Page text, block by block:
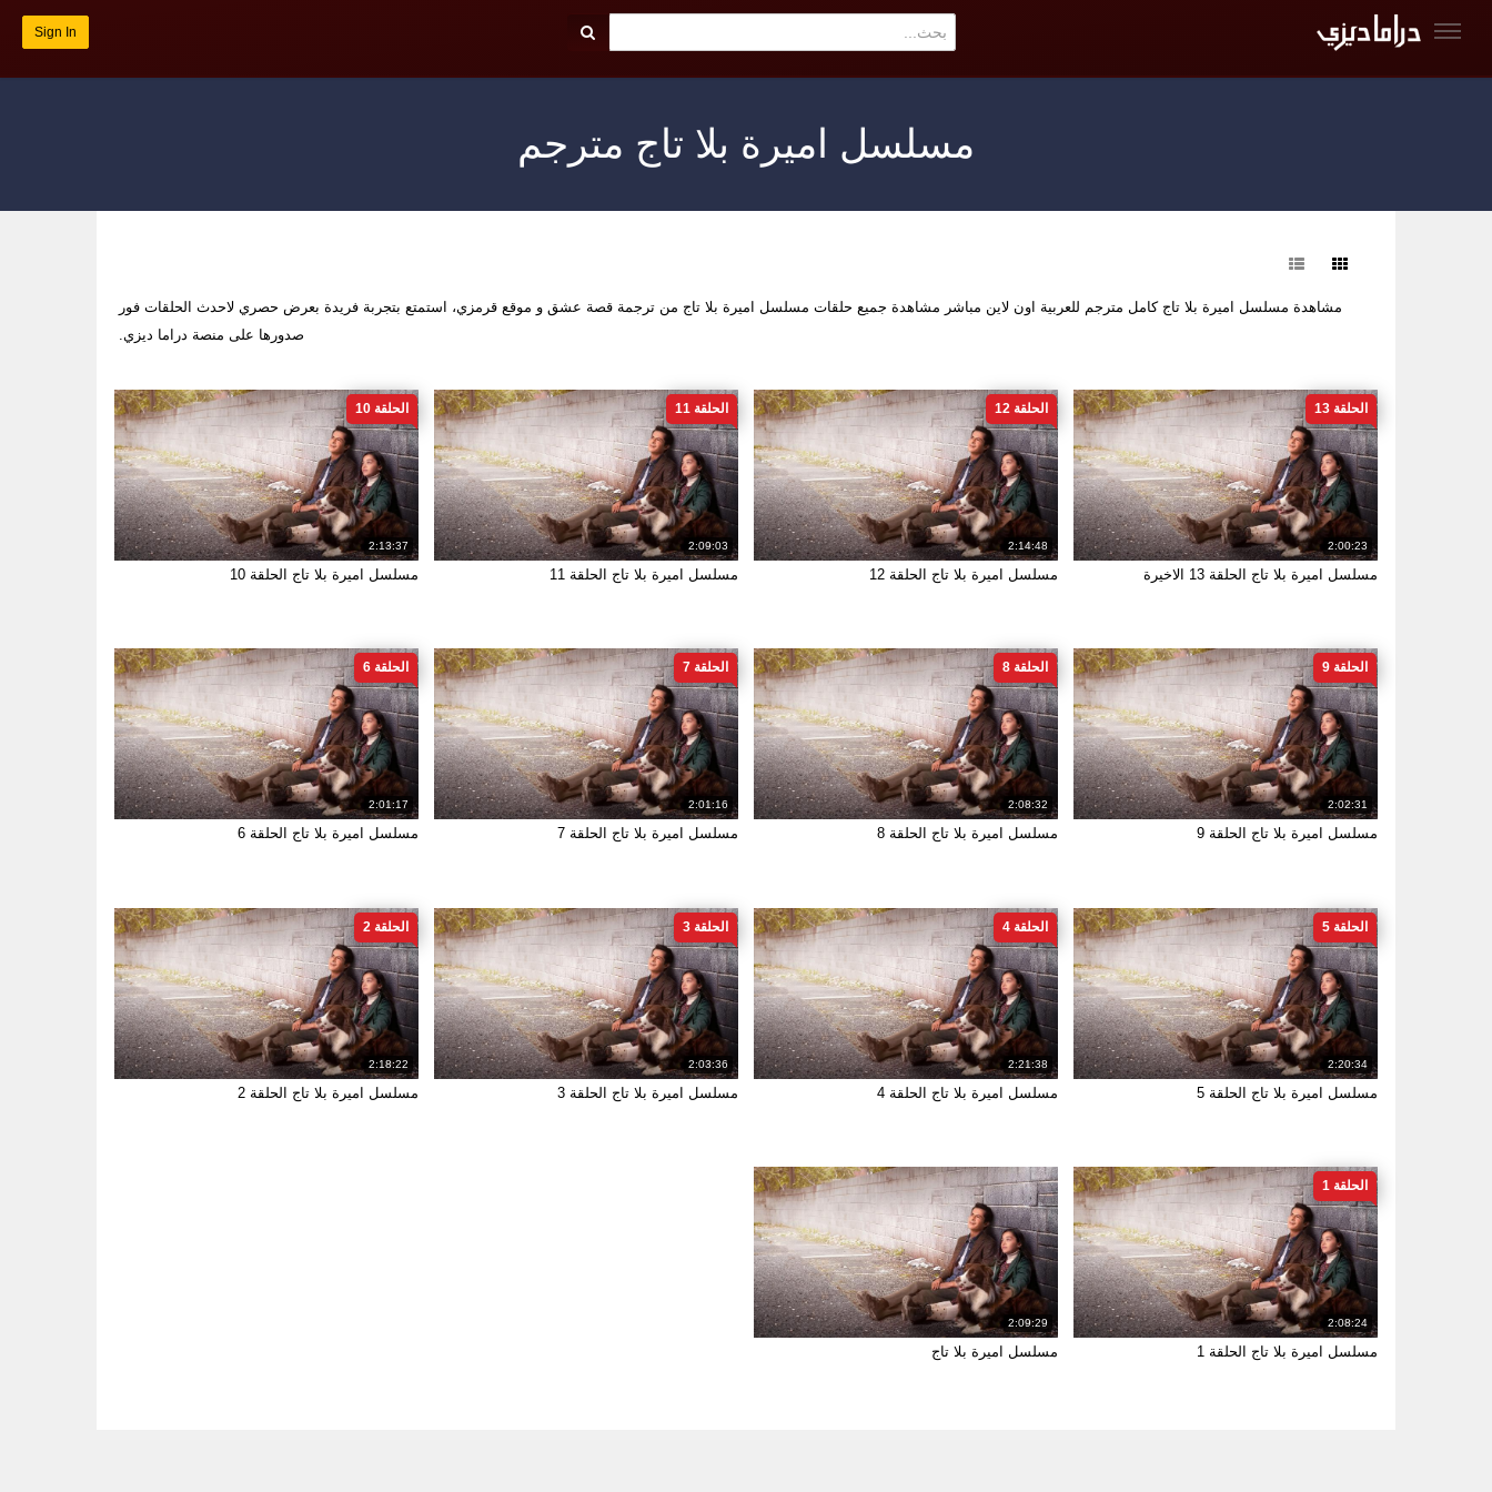
Sign In
مسلسل اميرة بلا تاج مترجم
مشاهدة مسلسل اميرة بلا تاج كامل مترجم للعربية اون لاين مباشر مشاهدة جميع حلقات مسلسل اميرة بلا تاج من ترجمة قصة عشق و موقع قرمزي، استمتع بتجربة فريدة بعرض حصري لاحدث الحلقات فور
صدورها على منصة دراما ديزي.
2:00:23
الحلقة 13
مسلسل اميرة بلا تاج الحلقة 13 الاخيرة
2:14:48
الحلقة 12
مسلسل اميرة بلا تاج الحلقة 12
2:09:03
الحلقة 11
مسلسل اميرة بلا تاج الحلقة 11
2:13:37
الحلقة 10
مسلسل اميرة بلا تاج الحلقة 10
2:02:31
الحلقة 9
مسلسل اميرة بلا تاج الحلقة 9
2:08:32
الحلقة 8
مسلسل اميرة بلا تاج الحلقة 8
2:01:16
الحلقة 7
مسلسل اميرة بلا تاج الحلقة 7
2:01:17
الحلقة 6
مسلسل اميرة بلا تاج الحلقة 6
2:20:34
الحلقة 5
مسلسل اميرة بلا تاج الحلقة 5
2:21:38
الحلقة 4
مسلسل اميرة بلا تاج الحلقة 4
2:03:36
الحلقة 3
مسلسل اميرة بلا تاج الحلقة 3
2:18:22
الحلقة 2
مسلسل اميرة بلا تاج الحلقة 2
2:08:24
الحلقة 1
مسلسل اميرة بلا تاج الحلقة 1
2:09:29
مسلسل اميرة بلا تاج